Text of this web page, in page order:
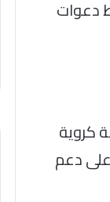
دعوات
كروية
دعم